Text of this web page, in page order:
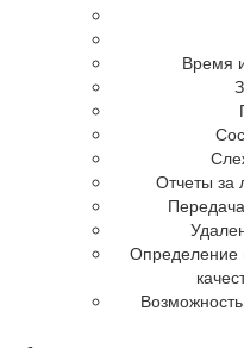
Время
Отчеты за
Определение